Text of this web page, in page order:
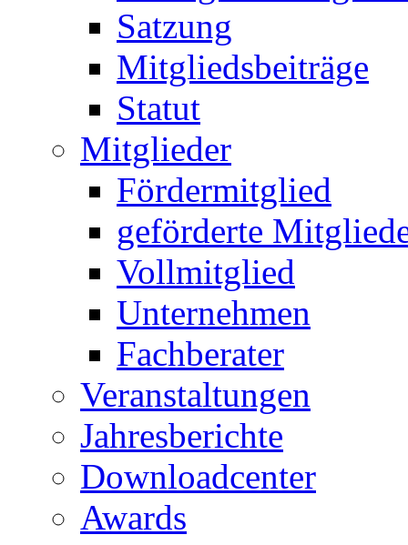
Satzung
Mitgliedsbeiträge
Statut
Mitglieder
Fördermitglied
geförderte
Vollmitglied
Unternehmen
Fachberater
Veranstaltungen
Jahresberichte
Downloadcenter
Awards